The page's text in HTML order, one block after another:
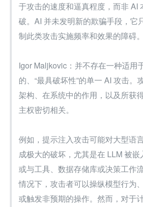
于攻击的速度和逼真程度，而非 AI
破。AI 并未发明新的欺骗手段，它
制此类攻击实施频率和效果的障碍。
Igor Maljkovic：并不存在一种适用
的、“最具破坏性”的单一 AI 攻击。
架构、在系统中的作用，以及所获
主权密切相关。
例如，提示注入攻击可能对大型语
成极大的破坏，尤其是在 LLM 被嵌
或与工具、数据存储库或决策工作
情况下，攻击者可以操纵模型行为
或触发非预期的操作。然而，对于